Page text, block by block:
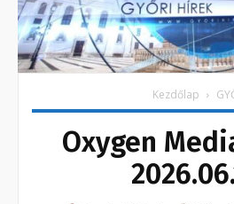
Kezdőlap
Oxygen